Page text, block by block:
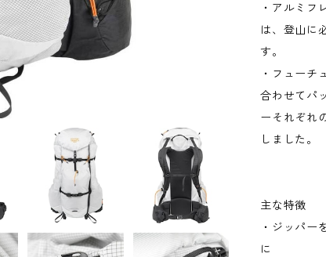
・アルミフ
は、登山に
す。
・フューチ
合わせてパ
ーそれぞれ
しました。
主な特徴
・ジッパー
に